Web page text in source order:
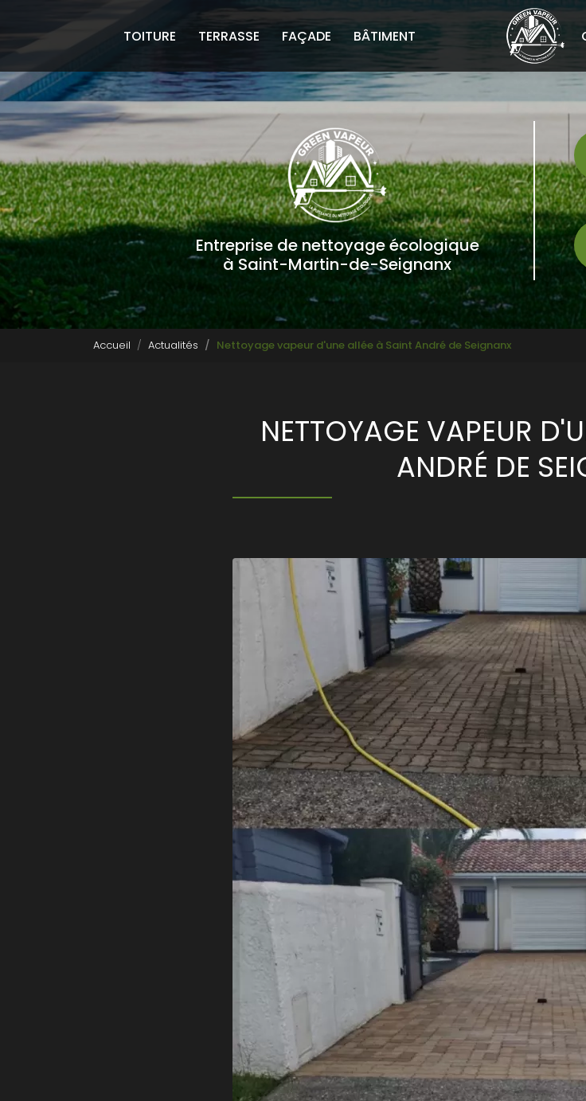
contenu
TOITURE
TERRASSE FAÇADE BÂTIMENT
Entreprise de nettoyage écologique
à Saint-Martin-de-Seignanx
Accueil Actualités Nettoyage vapeur d'une allée à Saint André de Seignanx
NETTOYAGE VAPEUR
ANDRÉ DE